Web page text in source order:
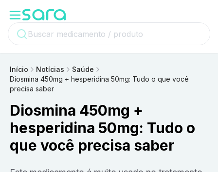
Início Notícias
Saúde
Diosmina 450mg + hesperidina 50mg: Tudo o que você
precisa saber
Diosmina 450mg +
hesperidina 50mg: Tudo o
que você precisa saber